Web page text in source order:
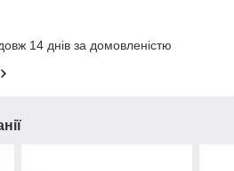
14 днів за домовленістю